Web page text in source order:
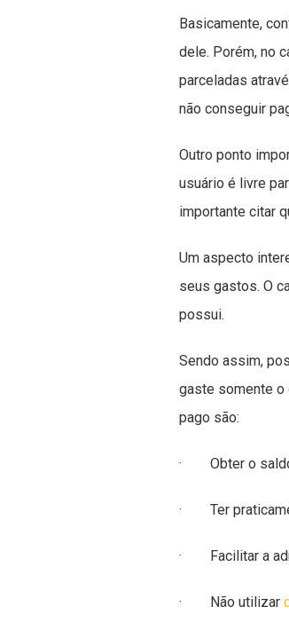
Basicamente,
dele. Porém, no
parceladas
não conseguir
Outro ponto
usuário é livre
importante citar
Um aspecto
seus gastos. O
possui.
Sendo assim,
gaste somente o
pago são:
· Obter o saldo
· Ter
· Facilitar a
· Não utilizar